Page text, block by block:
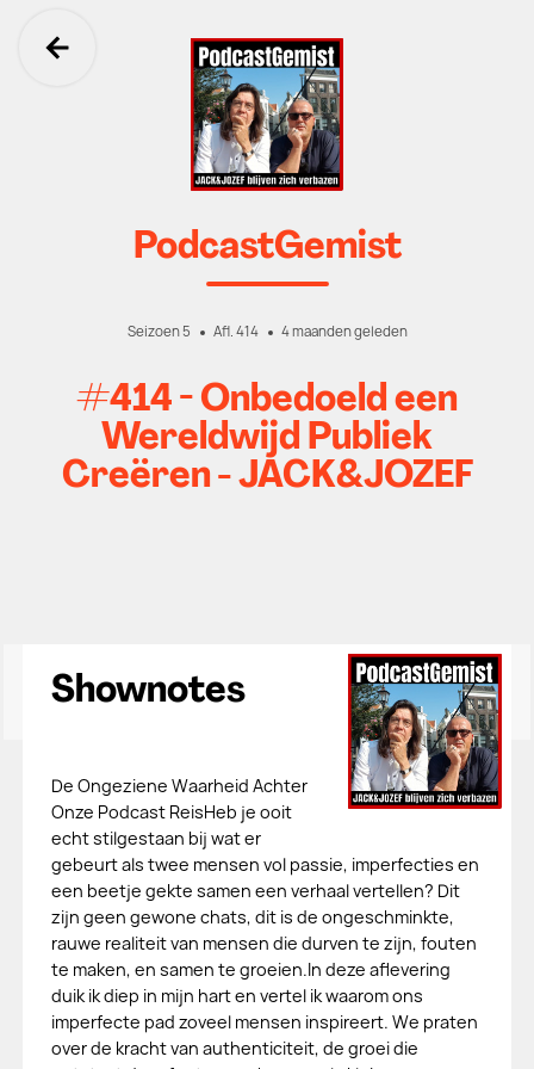
Ga terug
PodcastGemist
Seizoen 5 Afl. 414 4 maanden geleden
#414 - Onbedoeld een
Wereldwijd Publiek
Creëren - JACK&JOZEF
Shownotes
De Ongeziene Waarheid Achter
Onze Podcast ReisHeb je ooit
echt stilgestaan bij wat er
gebeurt als twee mensen vol passie, imperfecties en
een beetje gekte samen een verhaal vertellen? Dit
zijn geen gewone chats, dit is de ongeschminkte,
rauwe realiteit van mensen die durven te zijn, fouten
te maken, en samen te groeien.In deze aflevering
duik ik diep in mijn hart en vertel ik waarom ons
imperfecte pad zoveel mensen inspireert. We praten
over de kracht van authenticiteit, de groei die